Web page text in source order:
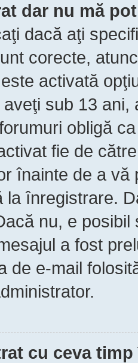
dar nu mă
dacă aţi
corecte,
activată
sub 13
obligă
fie de
înainte de a
la înregistrare.
nu, e
a fost
de e-mail
cu ceva